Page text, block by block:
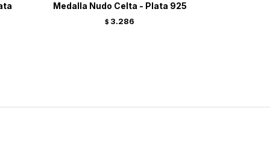
Medalla Nudo Celta - Plata 925
$ 3.286